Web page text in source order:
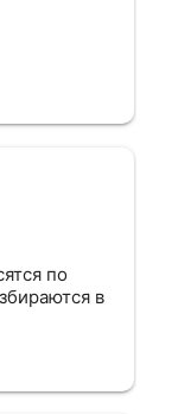
После
попал в
сервис
по
в
именно в
и еще и